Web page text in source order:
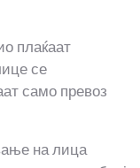
плаќаат
се
само превоз
на лица